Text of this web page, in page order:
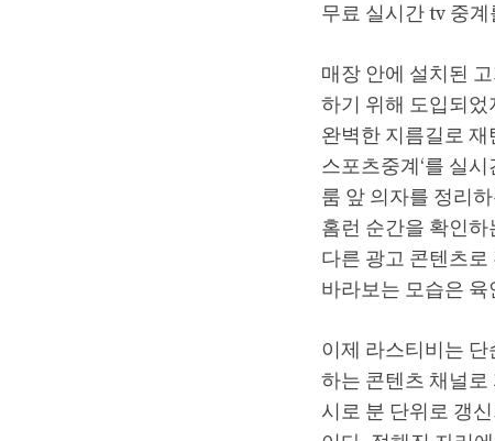
무료 실시간 tv 중
매장 안에 설치된
하기 위해 도입되
완벽한 지름길로
스포츠중계‘를 실
룸 앞 의자를 정리
홈런 순간을 확인
다른 광고 콘텐츠
바라보는 모습은
이제 라스티비는
하는 콘텐츠 채널
시로 분 단위로 갱